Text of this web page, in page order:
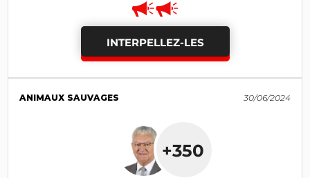
INTERPELLEZ-LES
ANIMAUX SAUVAGES 30/06/2024
+350